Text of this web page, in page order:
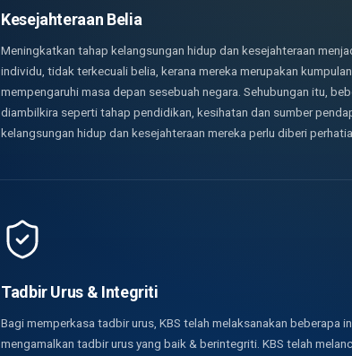
Kesejahteraan Belia
Meningkatkan tahap kelangsungan hidup dan kesejahteraan
individu, tidak terkecuali belia, kerana mereka merupakan
mempengaruhi masa depan sesebuah negara. Sehubungan itu,
diambilkira seperti tahap pendidikan, kesihatan dan sumber
kelangsungan hidup dan kesejahteraan mereka perlu diberi
Tadbir Urus & Integriti
Bagi memperkasa tadbir urus, KBS telah melaksanakan beberapa
mengamalkan tadbir urus yang baik & berintegriti. KBS telah